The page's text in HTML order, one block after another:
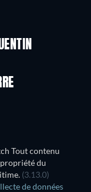
Tout contenu
du
(3.13.0)
de données